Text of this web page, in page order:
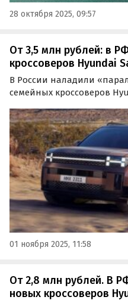
28 октября 2025, 09:57
От 3,5 млн рублей: в
кроссоверов Hyundai
В России наладили
семейных кроссоверов
цены на них на одном из
530 280 рублей, сообщает
01 ноября 2025, 11:58
От 2,8 млн рублей. В
новых кроссоверов